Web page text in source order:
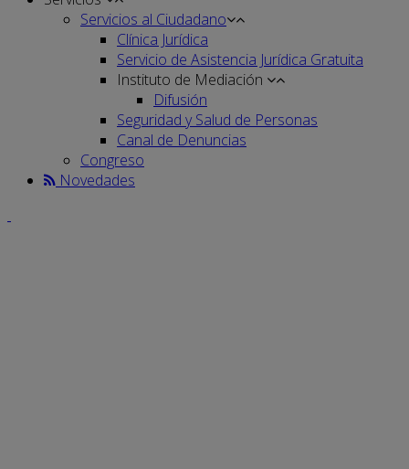
Servicios al Ciudadano
Clínica Jurídica
Servicio de Asistencia Jurídica Gratuita
Instituto de Mediación
Difusión
Seguridad y Salud de Personas
Canal de Denuncias
Congreso
Novedades